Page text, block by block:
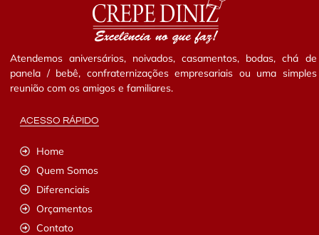
Atendemos aniversários, noivados, casamentos, bodas, chá de
panela / bebê, confraternizações empresariais ou uma simples
reunião com os amigos e familiares.
ACESSO RÁPIDO
Home
Quem Somos
Diferenciais
Orçamentos
Contato